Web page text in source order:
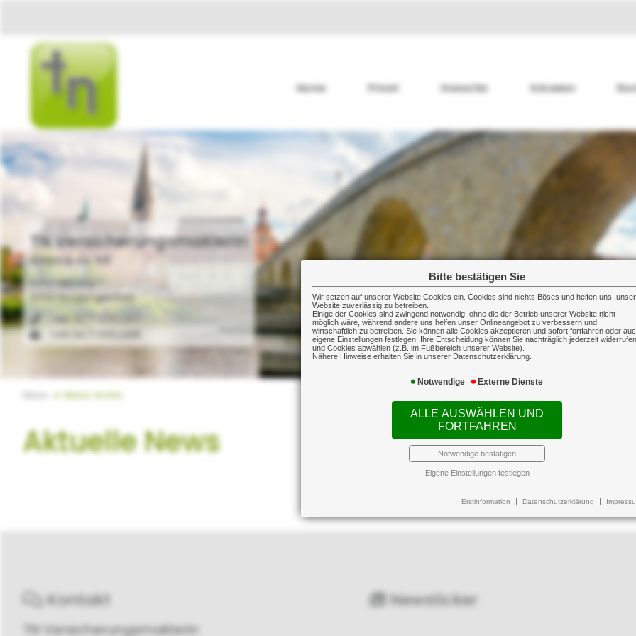
Bitte bestätigen Sie
Wir setzen auf unserer Website Cookies ein. Cookies sind nichts Böses und helfen uns,
Website zuverlässig zu betreiben.
Einige der Cookies sind zwingend notwendig, ohne die der Betrieb unserer Website nicht
möglich wäre, während andere uns helfen unser Onlineangebot zu verbessern und
wirtschaftlich zu betreiben. Sie können alle Cookies akzeptieren und sofort fortfahren oder
eigene Einstellungen festlegen. Ihre Entscheidung können Sie nachträglich jederzeit widerrufen
und Cookies abwählen (z.B. im Fußbereich unserer Website).
Nähere Hinweise erhalten Sie in unserer Datenschutzerklärung.
Notwendige Externe Dienste
ALLE AUSWÄHLEN UND
FORTFAHREN
Notwendige bestätigen
Eigene Einstellungen festlegen
Erstinformation Datenschutzerklärung
Home Privat Gewerbe Schaden
TN Versicherungsmaklerin
GmbH & Co. KG
Holunderweg 1
93133 Burglengenfeld
+49 9471 6052267
zurück
News-Archiv
Aktuelle News
Kontakt
TN Versicherungsmaklerin
Newsticker